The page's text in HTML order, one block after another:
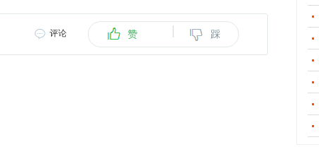
赞 踩
评论